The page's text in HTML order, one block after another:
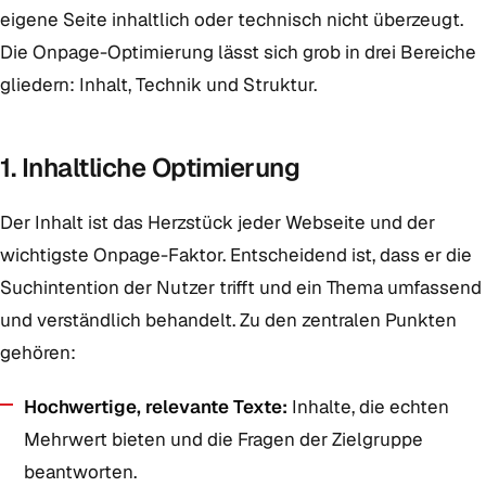
eigene Seite inhaltlich oder technisch nicht überzeugt.
Die Onpage-Optimierung lässt sich grob in drei Bereiche
gliedern: Inhalt, Technik und Struktur.
1. Inhaltliche Optimierung
Der Inhalt ist das Herzstück jeder Webseite und der
wichtigste Onpage-Faktor. Entscheidend ist, dass er die
Suchintention der Nutzer trifft und ein Thema umfassend
und verständlich behandelt. Zu den zentralen Punkten
gehören:
Hochwertige, relevante Texte: Inhalte, die echten
Mehrwert bieten und die Fragen der Zielgruppe
beantworten.